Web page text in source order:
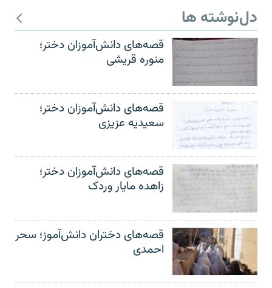
دل‌نوشته ها
قصه‌های دانش‌آموزان دختر؛
منوره قریشی
قصه‌های دانش‌آموزان دختر؛
سعیدیه عزیزی
قصه‌های دانش‌آموزان دختر؛
زاهده مایار وردک
قصه‌های دختران دانش‌آموز؛ سحر
احمدی